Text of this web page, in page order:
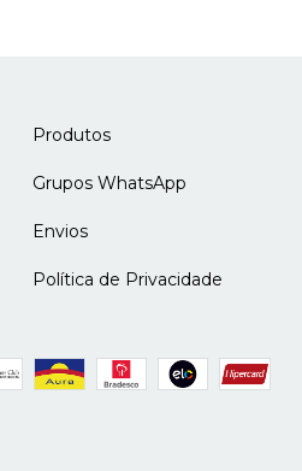
Produtos
Grupos WhatsApp
Envios
Política de Privacidade